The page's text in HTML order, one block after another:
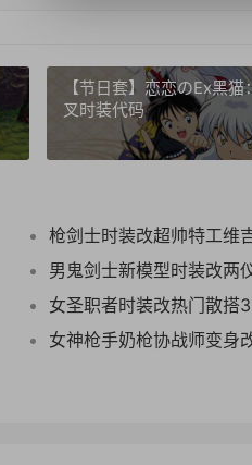
【节日套】恋恋のEx黑
叉时装代码
枪剑士时装改超帅特工维
男鬼剑士新模型时装改两
女圣职者时装改热门散搭
女神枪手奶枪协战师变身